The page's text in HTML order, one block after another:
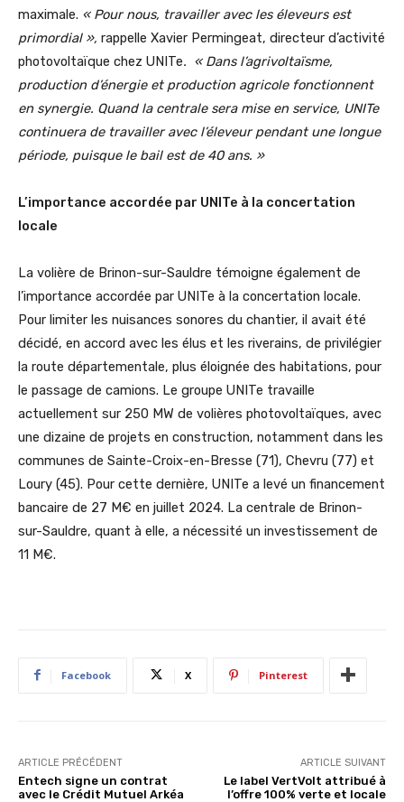
maximale. « Pour nous, travailler avec les éleveurs est
primordial », rappelle Xavier Permingeat, directeur d’activité
photovoltaïque chez UNITe. « Dans l’agrivoltaïsme,
production d’énergie et production agricole fonctionnent
en synergie. Quand la centrale sera mise en service, UNITe
continuera de travailler avec l’éleveur pendant une longue
période, puisque le bail est de 40 ans. »
L’importance accordée par UNITe à la concertation
locale
La volière de Brinon-sur-Sauldre témoigne également de
l’importance accordée par UNITe à la concertation locale.
Pour limiter les nuisances sonores du chantier, il avait été
décidé, en accord avec les élus et les riverains, de privilégier
la route départementale, plus éloignée des habitations, pour
le passage de camions. Le groupe UNITe travaille
actuellement sur 250 MW de volières photovoltaïques, avec
une dizaine de projets en construction, notamment dans les
communes de Sainte-Croix-en-Bresse (71), Chevru (77) et
Loury (45). Pour cette dernière, UNITe a levé un financement
bancaire de 27 M€ en juillet 2024. La centrale de Brinon-
sur-Sauldre, quant à elle, a nécessité un investissement de
11 M€.
Facebook X Pinterest
ARTICLE PRÉCÉDENT
Entech signe un contrat
avec le Crédit Mutuel Arkéa
ARTICLE SUIVANT
Le label VertVolt attribué à
l’offre 100% verte et locale